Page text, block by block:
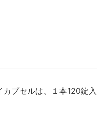
プセルは、１本120錠入